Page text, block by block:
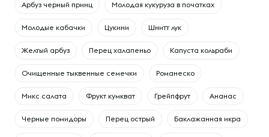
Арбуз черный принц Молодая кукуруза в початках
Молодые кабачки Цукини Шнитт лук
Желтый арбуз Перец халапеньо Капуста кольраби
Очищенные тыквенные семечки Романеско
Микс салата Фрукт кумкват Грейпфрут Ананас
Черные помидоры Перец острый Баклажанная икра